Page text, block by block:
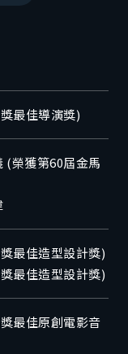
最佳導演獎)
(榮獲第60屆金馬
最佳造型設計獎)
最佳造型設計獎)
最佳原創電影音